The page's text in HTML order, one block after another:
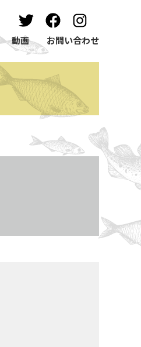
動画 お問い合わせ